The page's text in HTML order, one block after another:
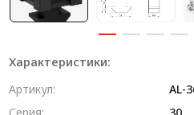
Конструкции из профиля
Характеристики:
Артикул:
AL-